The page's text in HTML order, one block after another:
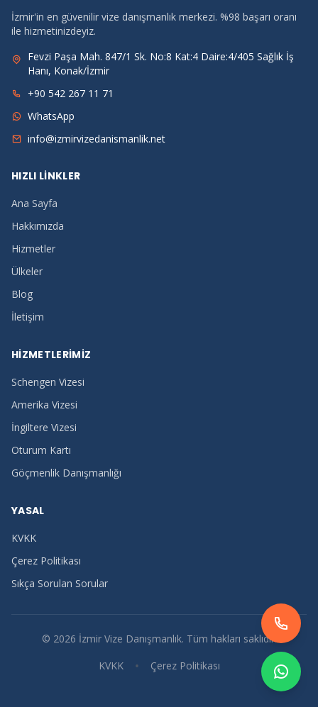
İzmir'in en güvenilir vize danışmanlık merkezi. %98 başarı oranı
ile hizmetinizdeyiz.
Fevzi Paşa Mah. 847/1 Sk. No:8 Kat:4 Daire:4/405 Sağlık İş
Hanı, Konak/İzmir
+90 542 267 11 71
WhatsApp
info@izmirvizedanismanlik.net
HIZLI LINKLER
Ana Sayfa
Hakkımızda
Hizmetler
Ülkeler
Blog
İletişim
HIZMETLERIMIZ
Schengen Vizesi
Amerika Vizesi
İngiltere Vizesi
Oturum Kartı
Göçmenlik Danışmanlığı
YASAL
KVKK
Çerez Politikası
Sıkça Sorulan Sorular
© 2026 İzmir Vize Danışmanlık. Tüm hakları saklıdır.
KVKK
• Çerez Politikası